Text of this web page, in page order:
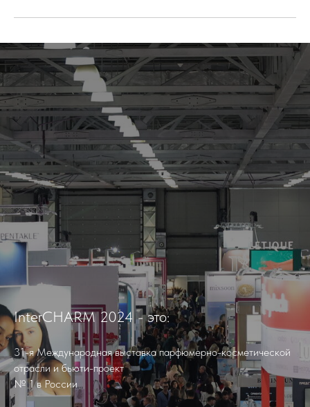
InterCHARM 2024 - это:
31-я Международная выставка парфюмерно-косметической
отрасли и бьюти-проект
№ 1 в России